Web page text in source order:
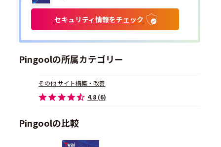
セキュリティ情報をチェック
Pingoolの所属カテゴリー
その他 サイト構築・改善
4.8 (6)
Pingoolの比較